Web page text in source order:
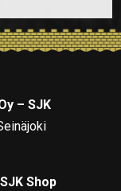
– SJK
Shop